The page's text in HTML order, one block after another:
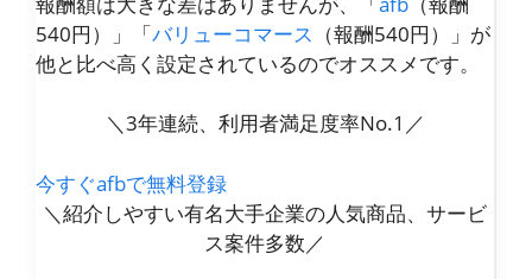
540円）」「バリューコマース （報酬540円）」が
他と比べ高く設定されているのでオススメです。
＼3年連続、利用者満足度率No.1／
今すぐafbで無料登録
＼紹介しやすい有名大手企業の人気商品、サービ
ス案件多数／